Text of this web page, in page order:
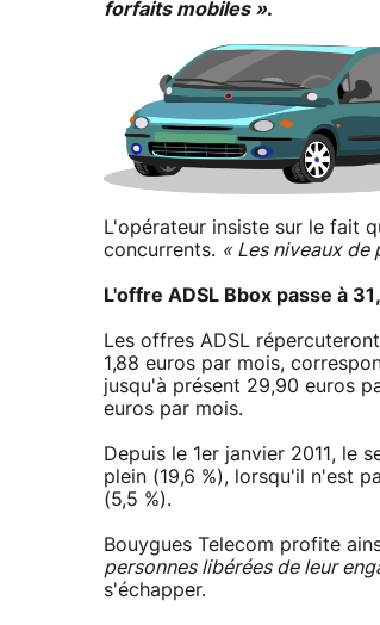
forfaits mobiles ».
L'opérateur insiste sur le fait
concurrents. « Les niveaux
L'offre ADSL Bbox passe à
Les offres ADSL
1,88 euros par mois,
jusqu'à présent 29,90 euros
euros par mois.
Depuis le 1er janvier 2011, le
plein (19,6 %), lorsqu'il n'est
(5,5 %).
Bouygues Telecom profite
personnes libérées de leur
s'échapper.